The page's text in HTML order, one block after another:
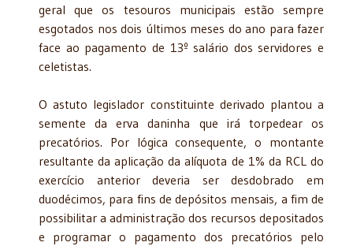
geral que os tesouros municipais estão sempre
esgotados nos dois últimos meses do ano para fazer
face ao pagamento de 13º salário dos servidores e
celetistas.
O astuto legislador constituinte derivado plantou a
semente da erva daninha que irá torpedear os
precatórios. Por lógica consequente, o montante
resultante da aplicação da alíquota de 1% da RCL do
exercício anterior deveria ser desdobrado em
duodécimos, para fins de depósitos mensais, a fim de
possibilitar a administração dos recursos depositados
e programar o pagamento dos precatórios pelo